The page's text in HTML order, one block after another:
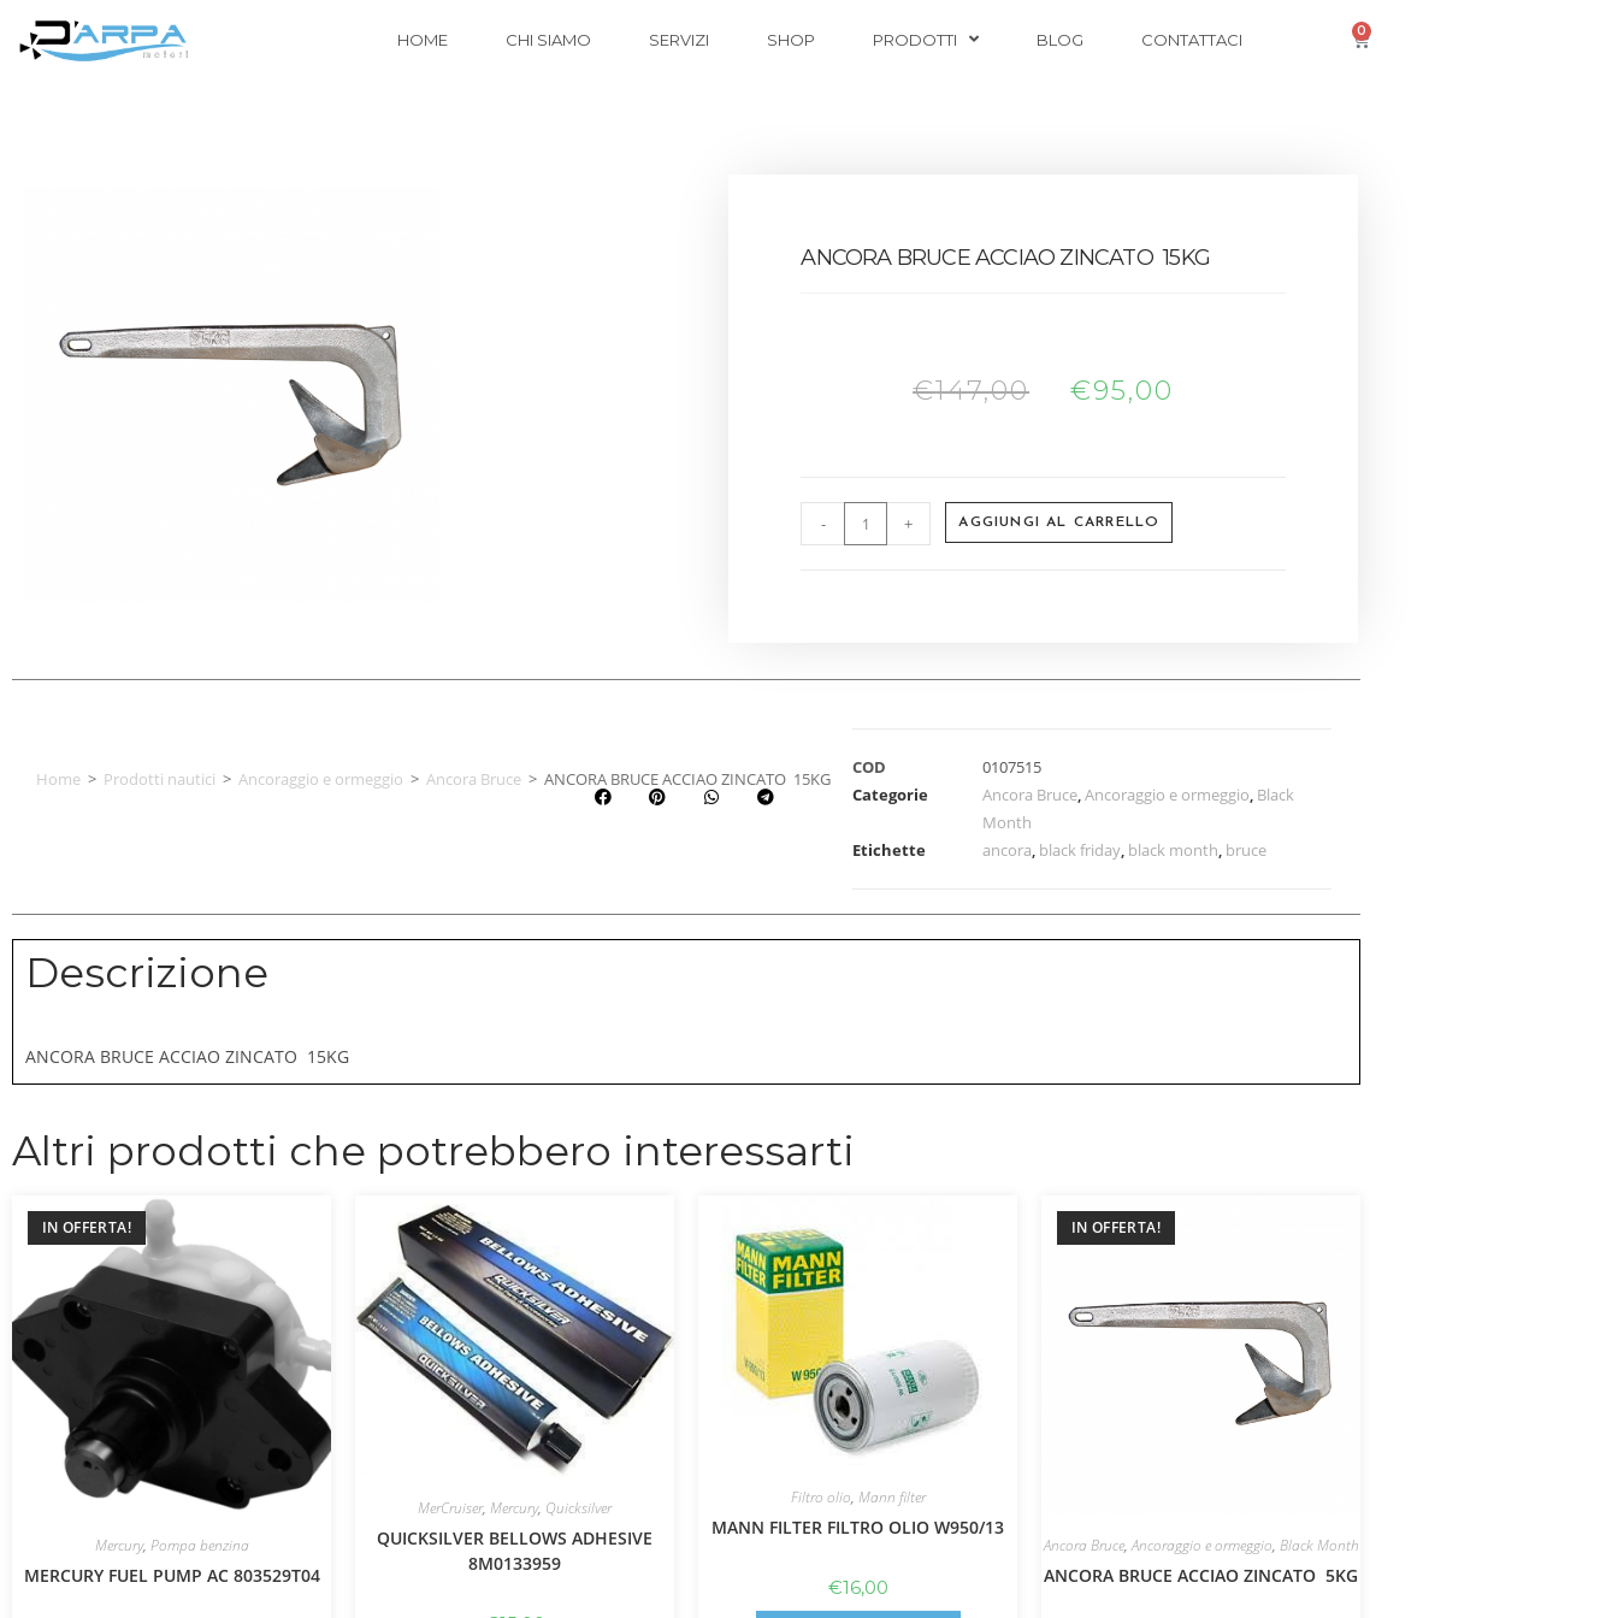
HOME CHI SIAMO SERVIZI SHOP PRODOTTI BLOG CONTATTACI 0
ANCORA BRUCE ACCIAO ZINCATO 15KG
€147,00 €95,00
- + AGGIUNGI AL CARRELLO
Home > Prodotti nautici > Ancoraggio e ormeggio > Ancora Bruce > ANCORA BRUCE ACCIAO ZINCATO 15KG
COD
0107515
Categorie
Ancora Bruce,Ancoraggio e ormeggio, Black
Month
Etichette
ancora, black friday, black month, bruce
Descrizione
ANCORA BRUCE ACCIAO ZINCATO 15KG
Altri prodotti che potrebbero interessarti
IN OFFERTA!
Mercury, Pompa benzina
MERCURY FUEL PUMP AC 803529T04
MerCruiser, Mercury, Quicksilver
QUICKSILVER BELLOWS ADHESIVE
8M0133959
Filtro olio, Mann filter
MANN FILTER FILTRO OLIO W950/13
€16,00
IN OFFERTA!
Ancora Bruce,Ancoraggio e ormeggio, Black Month
ANCORA BRUCE ACCIAO ZINCATO 5KG